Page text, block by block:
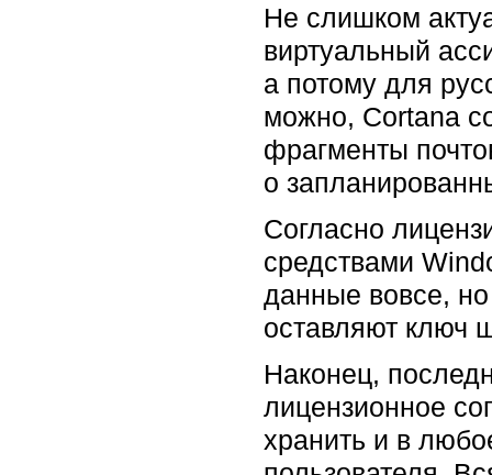
Не слишком
виртуальный
а потому для
можно, Cortana
фрагменты
о
Согласно
средствами
данные вовсе,
оставляют ключ
Наконец,
лицензионное
хранить и в